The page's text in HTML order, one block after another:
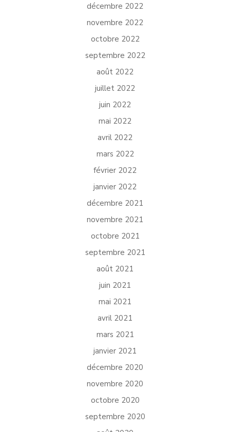
décembre 2022
novembre 2022
octobre 2022
septembre 2022
août 2022
juillet 2022
juin 2022
mai 2022
avril 2022
mars 2022
février 2022
janvier 2022
décembre 2021
novembre 2021
octobre 2021
septembre 2021
août 2021
juin 2021
mai 2021
avril 2021
mars 2021
janvier 2021
décembre 2020
novembre 2020
octobre 2020
septembre 2020